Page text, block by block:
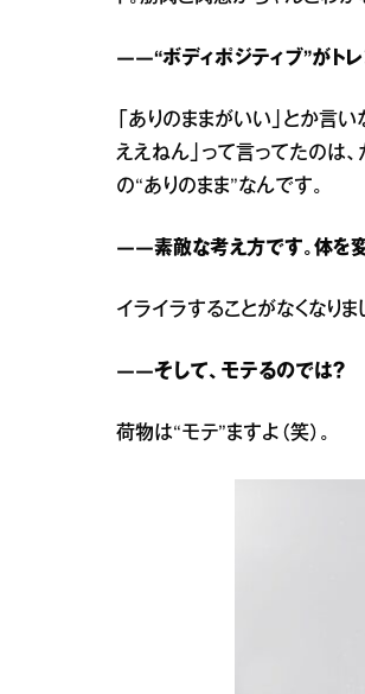
――“ボディポジティブ”がトレ
「ありのままがいい」とか言
ええねん」って言ってたのは
の“ありのまま”なんです。
――素敵な考え方です。体を変
イライラすることがなくなりま
――そして、モテるのでは？
荷物は“モテ”ますよ（笑）。